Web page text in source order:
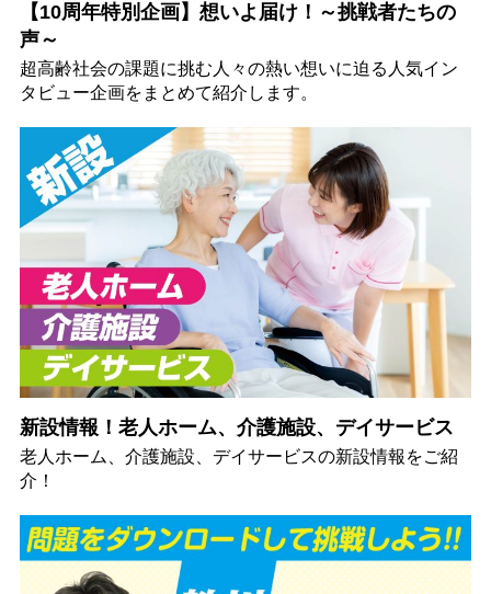
【10周年特別企画】想いよ届け！～挑戦者たちの
声～
超高齢社会の課題に挑む人々の熱い想いに迫る人気イン
タビュー企画をまとめて紹介します。
新設情報！老人ホーム、介護施設、デイサービス
老人ホーム、介護施設、デイサービスの新設情報をご紹
介！